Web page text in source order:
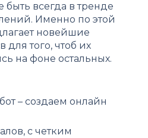
всегда в тренде
Именно по этой
новейшие
для того, чтоб их
на фоне остальных.
– создаем онлайн
с четким